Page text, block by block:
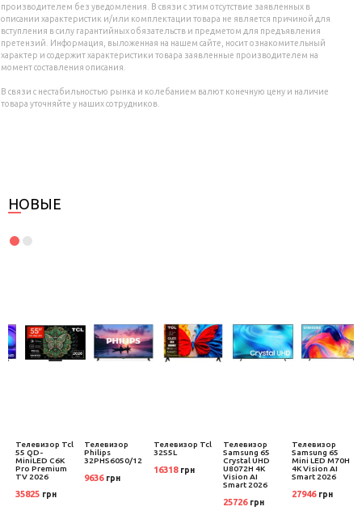
производителем без уведомления. В связи с этим отсутствие заявленных в
описании характеристик и/или комплектации товара не является причиной для
вступления в силу гарантийных обязательств и предметом для предъявления
претензий. Информация, выложенная на нашем сайте, носит ознакомительный
характер и содержит характеристики товара заявленные производителем на
момент составления описания.
В связи с нестабильностью рынка и колебанием валют конечную цену и наличие
товара уточняйте у наших сотрудников.
НОВЫЕ
Телевизор Tcl
55 QD-
MiniLED C6K
Pro Premium
TV 2026
35825 грн
Телевизор
Philips
32PHS6050/12
9636 грн
Телевизор Tcl
32S5L
16318 грн
Телевизор
Samsung 65
Crystal UHD
U8072H 4K
Vision AI
Smart 2026
25726 грн
Телевизор
Samsung 65
Mini LED M70H
4K Vision AI
Smart 2026
27946 грн